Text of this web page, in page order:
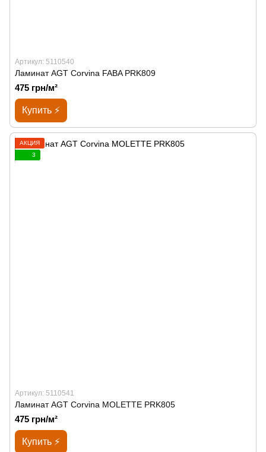
Артикул: 5110540
Ламинат AGT Corvina FABA PRK809
475 грн/м²
Купить ⚡
АКЦИЯ
3
Артикул: 5110541
Ламинат AGT Corvina MOLETTE PRK805
475 грн/м²
Купить ⚡